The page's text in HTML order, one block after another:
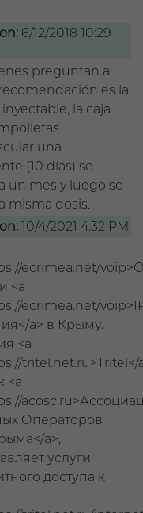
6/12/2018 10:29
preguntan a
es la
la caja
una
(10 días) se
un mes y luego se
misma dosis.
10/4/2021 4:32 PM
ecrimea.net/
<a
ecrimea.net/
a> в Крыму.
<a
tritel.net.ru>Tritel</
<a
Операторов
a>,
услуги
доступа к